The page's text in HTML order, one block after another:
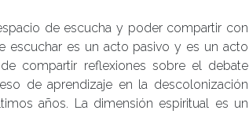
de escucha y poder compartir con
escuchar es un acto pasivo y es un acto
compartir reflexiones sobre el debate
de aprendizaje en la descolonización
años. La dimensión espiritual es un